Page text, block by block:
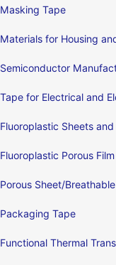
Masking Tape
Materials for Housing
Semiconductor
Tape for Electrical and
Fluoroplastic Sheets
Fluoroplastic Porous
Porous Sheet/
Packaging Tape
Functional Thermal